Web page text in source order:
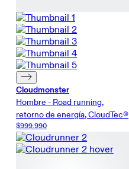
Cloudmonster
Hombre - Road running,
retorno de energía, CloudTec®
$999.990